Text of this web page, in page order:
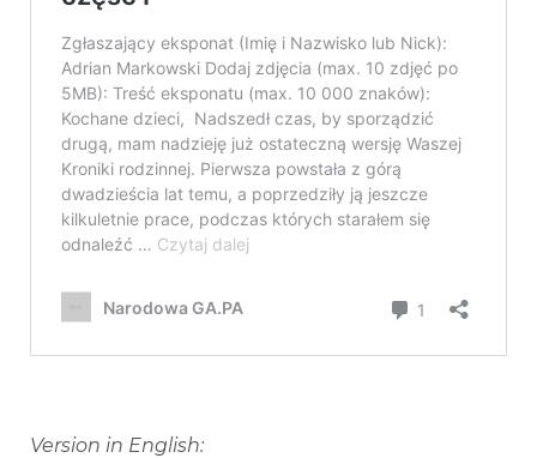
Version in English: